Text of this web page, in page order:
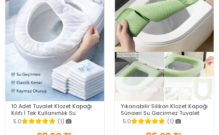
10 Adet Tuvalet Klozet Kapağı
Kılıfı | Tek Kullanımlık Su
Geçirmez Hijyenik WC Örtüsü
5.0 (1)
Stok Tükendi
Yıkanabilir Silikon Klozet Kapağı
Süngeri Su Geçirmez Tuvalet
Klozet Kılıfı Mideri Kapağı
5.0 (1)